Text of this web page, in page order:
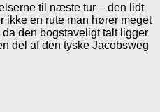
til næste tur – den lidt
ikke en rute man hører meget
den bogstaveligt talt ligger
del af den tyske Jacobsweg